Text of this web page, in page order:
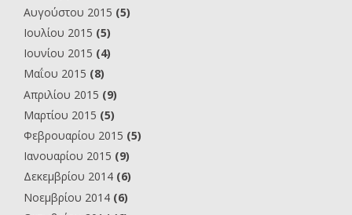
Αυγούστου 2015 (5)
Ιουλίου 2015 (5)
Ιουνίου 2015 (4)
Μαΐου 2015 (8)
Απριλίου 2015 (9)
Μαρτίου 2015 (5)
Φεβρουαρίου 2015 (5)
Ιανουαρίου 2015 (9)
Δεκεμβρίου 2014 (6)
Νοεμβρίου 2014 (6)